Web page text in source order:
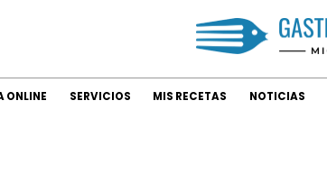
ONLINE SERVICIOS MIS RECETAS NOTICIAS